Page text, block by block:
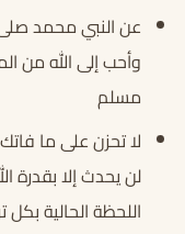
عن النبي محمد
وأحب إلى الله من
مسلم
لا تحزن على ما
لن يحدث إلا بقدرة
اللحظة الحالية